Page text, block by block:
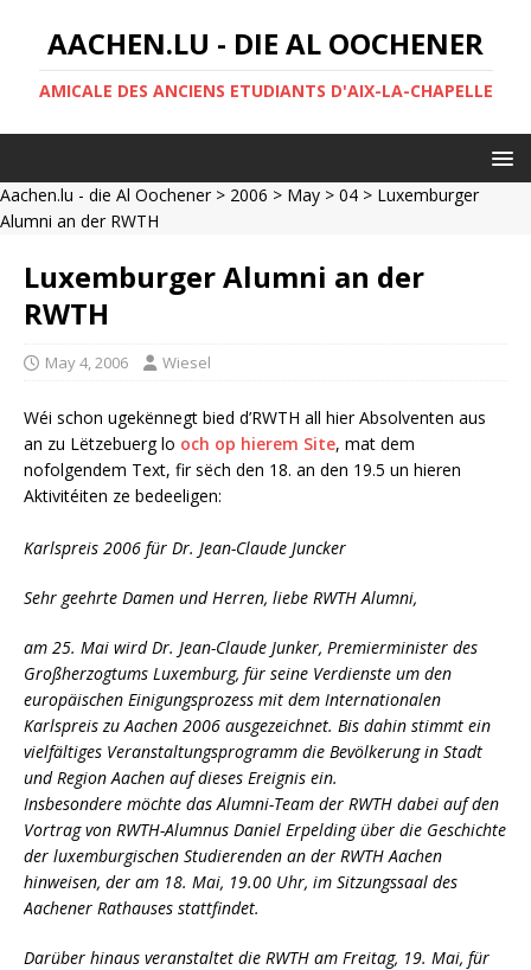
AACHEN.LU - DIE AL OOCHENER
AMICALE DES ANCIENS ETUDIANTS D'AIX-LA-CHAPELLE
Aachen.lu - die Al Oochener> 2006 > May > 04 > Luxemburger
Alumni an der RWTH
Luxemburger Alumni an der
RWTH
May 4, 2006 Wiesel
Wéi schon ugekënnegt bied d’RWTH all hier Absolventen aus
an zu Lëtzebuerg lo och op hierem Site, mat dem
nofolgendem Text, fir sëch den 18. an den 19.5 un hieren
Aktivitéiten ze bedeeligen:
Karlspreis 2006 für Dr. Jean-Claude Juncker
Sehr geehrte Damen und Herren, liebe RWTH Alumni,
am 25. Mai wird Dr. Jean-Claude Junker, Premierminister des
Großherzogtums Luxemburg, für seine Verdienste um den
europäischen Einigungsprozess mit dem Internationalen
Karlspreis zu Aachen 2006 ausgezeichnet. Bis dahin stimmt ein
vielfältiges Veranstaltungsprogramm die Bevölkerung in Stadt
und Region Aachen auf dieses Ereignis ein.
Insbesondere möchte das Alumni-Team der RWTH dabei auf den
Vortrag von RWTH-Alumnus Daniel Erpelding über die Geschichte
der luxemburgischen Studierenden an der RWTH Aachen
hinweisen, der am 18. Mai, 19.00 Uhr, im Sitzungssaal des
Aachener Rathauses stattfindet.
Darüber hinaus veranstaltet die RWTH am Freitag, 19. Mai, für